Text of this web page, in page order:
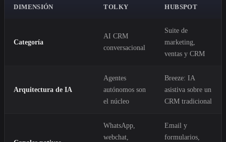
DIMENSIÓN TOLKY HUBSPOT
Categoría
AI CRM
conversacional
Suite de
marketing,
ventas y CRM
Arquitectura de IA
Agentes
autónomos son
el núcleo
Breeze: IA
asistiva sobre un
CRM tradicional
WhatsApp,
webchat,
Email y
formularios,